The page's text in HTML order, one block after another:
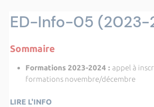
ED-Info-05 (2023-
Sommaire
Formations 2023-2024 : appel à
formations novembre/décembre
LIRE L'INFO